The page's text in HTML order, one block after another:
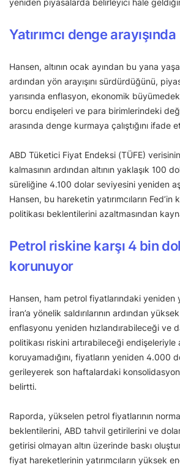
yeniden piyasalarda belirleyici hale
Yatırımcı denge arayışında
Hansen, altının ocak ayından bu yana
ardından yön arayışını sürdürdüğünü,
yarısında enflasyon, ekonomik
borcu endişeleri ve para birimlerindeki
arasında denge kurmaya çalıştığını ifade
ABD Tüketici Fiyat Endeksi (TÜFE)
kalmasının ardından altının yaklaşık 100
süreliğine 4.100 dolar seviyesini yeniden
Hansen, bu hareketin yatırımcıların Fed’in
politikası beklentilerini azaltmasından
Petrol riskine karşı 4 bin
korunuyor
Hansen, ham petrol fiyatlarındaki yeniden
İran’a yönelik saldırılarının ardından
enflasyonu yeniden hızlandırabileceği ve
politikası riskini artırabileceği endişeleriyle
koruyamadığını, fiyatların yeniden 4.000
gerileyerek son haftalardaki konsolidasyon
belirtti.
Raporda, yükselen petrol fiyatlarının
beklentilerini, ABD tahvil getirilerini ve
getirisi olmayan altın üzerinde baskı
fiyat hareketlerinin yatırımcıların yüksek